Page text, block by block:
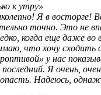
к утру»
Я в восторге!
точно. Это не
когда еще даже во
что хочу сходить
у нас
Я очень,
Надеюсь,